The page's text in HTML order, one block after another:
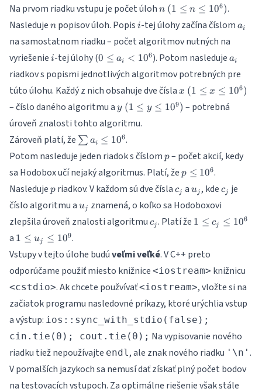
Na prvom riadku vstupu je počet úloh n ~ (1
\leq
n
\leq
10^6)
n (1 ≤ n ≤ 106).
Nasleduje n
n popisov úloh. Popis i
i-tej úlohy začína číslom a_i
ai
na samostatnom riadku – počet algoritmov nutných na
vyriešenie i
i-tej úlohy (0
a_i
<
10^6
0 ≤ ai < 106). Potom nasleduje a_i
ai
riadkov s popismi jednotlivých algoritmov potrebných pre
túto úlohu. Každý z nich obsahuje dve čísla x ~ (1
\leq
x
x (1 ≤ x ≤ 106)
– číslo daného algoritmu a y ~ (1
\leq
y
\leq
10^9)
y (1 ≤ y ≤ 109) – potrebná
úroveň znalosti tohto algoritmu.
Zároveň platí, že \sum
a_i
\leq
10^6
∑ ai ≤ 106.
Potom nasleduje jeden riadok s číslom p
p– počet akcií, kedy
sa Hodobox učí nejaký algoritmus. Platí, že p
10^6
p ≤ 106.
Nasleduje p
p riadkov. V každom sú dve čísla c_j
cj a u_j
uj , kde c_j
cj je
číslo algoritmu a u_j
uj znamená, o koľko sa Hodoboxovi
zlepšila úroveň znalosti algoritmu c_j
cj. Platí že 1
\leq
10^6
1 ≤ cj ≤ 106
a 1
u_j
\leq
10^9
1 ≤ uj ≤ 109.
Vstupy v tejto úlohe budúveľmi veľké. V C++ preto
odporúčame použiť miesto knižnice <iostream> knižnicu
<cstdio>. Ak chcete použvívať<iostream>, vložte si na
začiatok programu nasledovné príkazy, ktoré urýchlia vstup
a výstup: ios::sync_with_stdio(false);
cin.tie(0); cout.tie(0); Na vypisovanie nového
riadku tiež nepoužívajte endl, ale znak nového riadku '\n' .
V pomalších jazykoch sa nemusí dať získať plný počet bodov
na testovacích vstupoch. Za optimálne riešenie však stále